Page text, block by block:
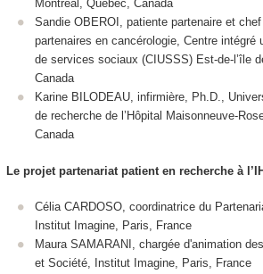
Montréal, Québec, Canada
Sandie OBEROI, patiente partenaire et
partenaires en cancérologie, Centre intégré
de services sociaux (CIUSSS) Est-de-l’île
Canada
Karine BILODEAU, infirmière, Ph.D.,
de recherche de l’Hôpital Maisonneuve-
Canada
Le projet partenariat patient en recherche à
Célia CARDOSO, coordinatrice du
Institut Imagine, Paris, France
Maura SAMARANI, chargée d'animation
et Société, Institut Imagine, Paris, France